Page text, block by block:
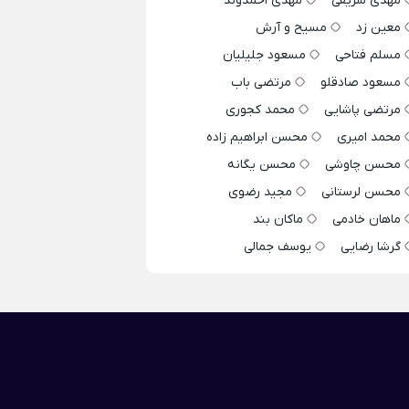
معین زد
مسیح و آرش
مسلم فتاحی
مسعود جلیلیان
مسعود صادقلو
مرتضی باب
مرتضی پاشایی
محمد کجوری
محمد امیری
محسن ابراهیم زاده
محسن چاوشی
محسن یگانه
محسن لرستانی
مجید رضوی
ماهان خادمی
ماکان بند
گرشا رضایی
یوسف جمالی